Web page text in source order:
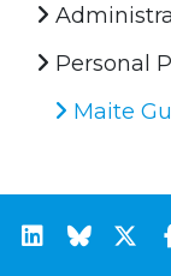
Personal
Maite